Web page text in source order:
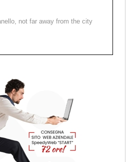
not far away from the city